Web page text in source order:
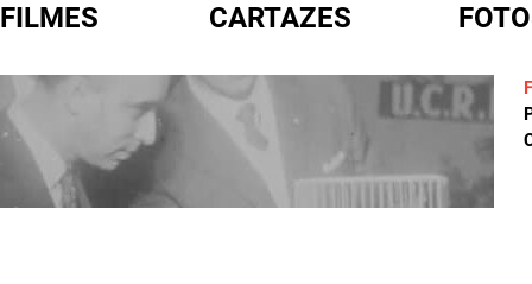
FILMES CARTAZES
FORMULÁRIO DE BUSCA